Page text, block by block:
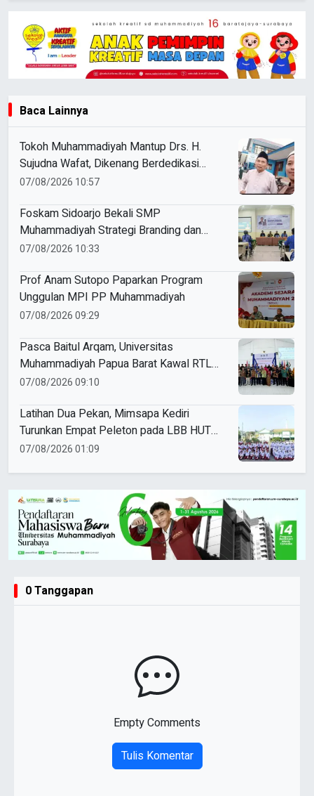
Baca Lainnya
Tokoh Muhammadiyah Mantup Drs. H.
Sujudna Wafat, Dikenang Berdedikasi
Kembangkan Dakwah dan Pendidikan
07/08/2026 10:57
Foskam Sidoarjo Bekali SMP
Muhammadiyah Strategi Branding dan
Marketing Sekolah
07/08/2026 10:33
Prof Anam Sutopo Paparkan Program
Unggulan MPI PP Muhammadiyah
07/08/2026 09:29
Pasca Baitul Arqam, Universitas
Muhammadiyah Papua Barat Kawal RTL
Peserta Selama Enam Bulan
07/08/2026 09:10
Latihan Dua Pekan, Mimsapa Kediri
Turunkan Empat Peleton pada LBB HUT
Ke-81 RI Kecamatan Pare
07/08/2026 01:09
0 Tanggapan
Empty Comments
Tulis Komentar